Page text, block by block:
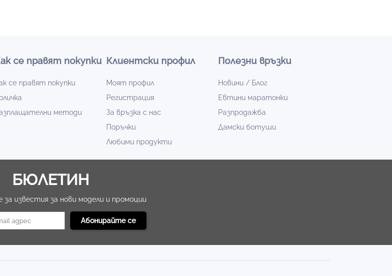
се правят покупки
се правят покупки
методи
Клиентски профил
Моят профил
Регистрация
За връзка с нас
Поръчки
Любими продукти
Полезни връзки
Новини / Блог
Евтини маратонки
Разпродажба
Дамски ботуши
БЮЛЕТИН
известия за нови модели и промоции